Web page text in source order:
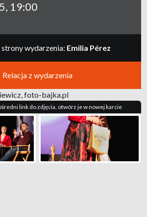
19:00
wydarzenia: Emilia Pérez
Relacja z wydarzenia
foto-bajka.pl
link do zdjęcia, otwórz je w nowej karcie